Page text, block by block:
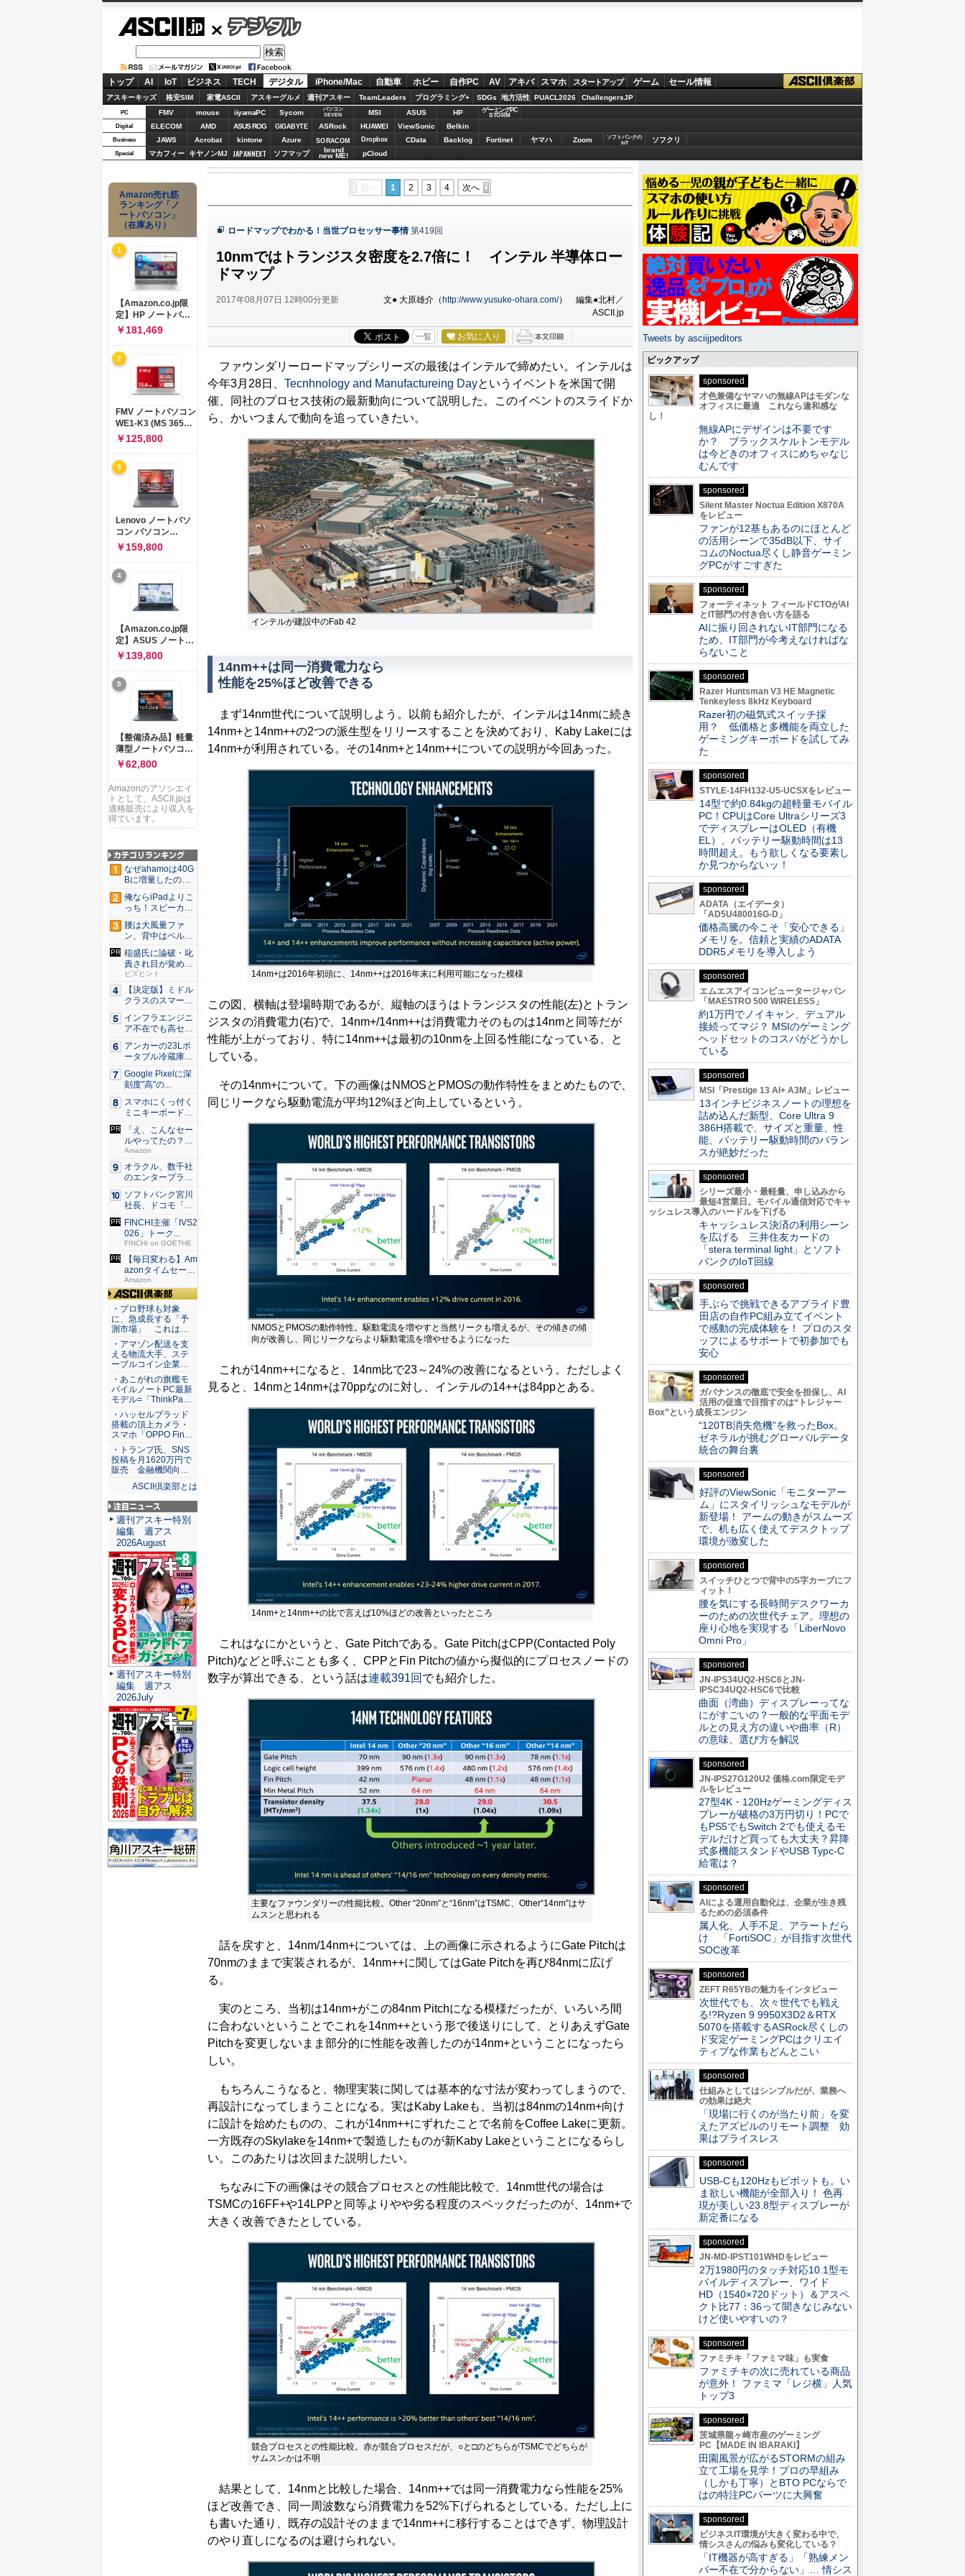
デジタル
トップ AI IoT ビジネス TECH デジタル iPhone/Mac 自動車 ホビー 自作PC AV アキバ スマホ スタートアップ ゲーム セール情報
アスキーキッズ 格安SIM 家電ASCII アスキーグルメ 週刊アスキー TeamLeaders プログラミング+ SDGs 地方活性 PUACL2026 ChallengersJP
PC FMV mouse iiyamaPC Sycom
パソコン
SEVEN
MSI ASUS HP ゲーミングPC
STORM
Digital ELECOM AMD ASUS ROG GIGABYTE ASRock HUAWEI ViewSonic Belkin
Business JAWS Acrobat kintone Azure SORACOM Dropbox CData Backlog Fortinet ヤマハ Zoom
ソフトバンクの
IoT
ソフクリ
Special マカフィー キヤノンMJ JAPANNEXT ソフマップ brand
new ME! pCloud
前へ 1 2 3 4 次へ
ロードマップでわかる！当世プロセッサー事情 第419回
10nmではトランジスタ密度を2.7倍に！ インテル 半導体ロー
ドマップ
2017年08月07日 12時00分更新 文● 大原雄介（http://www.yusuke-ohara.com/） 編集●北村／
ASCII.jp
一覧 お気に入り
ファウンダリーロードマップシリーズの最後はインテルで締めたい。インテルは
今年3月28日、 Tecnhnology and Manufactureing Dayというイベントを米国で開
催、同社のプロセス技術の最新動向について説明した。このイベントのスライドか
ら、かいつまんで動向を追っていきたい。
インテルが建設中のFab 42
14nm++は同一消費電力なら
性能を25%ほど改善できる
まず14nm世代について説明しよう。以前も紹介したが、インテルは14nmに続き
14nm+と14nm++の2つの派生型をリリースすることを決めており、Kaby Lakeには
14nm+が利用されている。その14nm+と14nm++についての説明が今回あった。
14nm+は2016年初頭に、14nm++は2016年末に利用可能になった模様
この図、横軸は登場時期であるが、縦軸のほうはトランジスタの性能(左)とトラン
ジスタの消費電力(右)で、14nm+/14nm++は消費電力そのものは14nmと同等だが
性能が上がっており、特に14nm++は最初の10nmを上回る性能になっている、と
している。
その14nm+について。下の画像はNMOSとPMOSの動作特性をまとめたもので、
同じリークなら駆動電流が平均12%ほど向上しているという。
NMOSとPMOSの動作特性。駆動電流を増やすと当然リークも増えるが、その傾きの傾
向が改善し、同じリークならより駆動電流を増やせるようになった
これが14nm++になると、14nm比で23～24%の改善になるという。ただしよく
見ると、14nmと14nm+は70ppなのに対し、インテルの14++は84ppとある。
14nm+と14nm++の比で言えば10%ほどの改善といったところ
これはなにかというと、Gate Pitchである。Gate PitchはCPP(Contacted Poly
Pitch)などと呼ぶことも多く、CPPとFin Pitchの値から擬似的にプロセスノードの
数字が算出できる、という話は連載391回 でも紹介した。
主要なファウンダリーの性能比較。Other “20nm”と“16nm”はTSMC、Other“14nm”はサ
ムスンと思われる
話を戻すと、14nm/14nm+については、上の画像に示されるようにGate Pitchは
70nmのままで実装されるが、14nm++に関してはGate Pitchを再び84nmに広げ
る。
実のところ、当初は14nm+がこの84nm Pitchになる模様だったが、いろいろ間
に合わないということでこれを14nm++という形で後送りにして、とりあえずGate
Pitchを変更しないまま部分的に性能を改善したのが14nm+ということになったら
しい。
もちろんこうなると、物理実装に関しては基本的な寸法が変わってしまうので、
再設計になってしまうことになる。実はKaby Lakeも、当初は84nmの14nm+向け
に設計を始めたものの、これが14nm++にずれたことで名前をCoffee Lakeに更新。
一方既存のSkylakeを14nm+で製造したものが新Kaby Lakeということになるらし
い。このあたりは次回また説明したい。
ちなみに下の画像はその競合プロセスとの性能比較で、14nm世代の場合は
TSMCの16FF+や14LPPと同等よりやや劣る程度のスペックだったのが、14nm+で
大きく改善できたとしている。
競合プロセスとの性能比較。赤が競合プロセスだが、○と□のどちらがTSMCでどちらが
サムスンかは不明
結果として、14nmと比較した場合、14nm++では同一消費電力なら性能を25%
ほど改善でき、同一周波数なら消費電力を52%下げられるとしている。ただし上に
も書いた通り、既存の設計そのままで14nm++に移行することはできず、物理設計
のやり直しになるのは避けられない。
Amazon売れ筋
ランキング「ノ
ートパソコン」
（在庫あり）
1
【Amazon.co.jp限
定】HP ノートパソ
コン 15-fd 15.6イン
チ インテル Core 5
120U メモリ16GB
SSD512GB
Windows 11
Microsoft Office
2024搭載 WPS
Office搭載 カメラシ
ャッター 指紋認証 薄
型 Copilotキー搭載
ナチュラルシルバー
￥181,469
2
FMV ノートパソコン
WE1-K3 (MS 365
Personal/Copilotキ
ー搭載/Win 11/15.6
型/Core
i5/16GB/SSD
512GB/ホワイト)
FMVWK3E15W_AZ
￥125,800
3
Lenovo ノートパソ
コン パソコン
IdeaPad Slim 3 14.0
インチ AMD
Ryzen™ 5 8640HS
メモリ16GB
SSD512GB
Microsoft 365 試用
版 Windows11 バッ
テリー駆動12.6時間
重量1.39kg ルナグレ
ー 83K9003JJP ノー
トPC
￥159,800
4
【Amazon.co.jp限
定】ASUS ノートパ
ソコン Vivobook 15
M1502NAQ 15.6イ
ンチ AMD Ryzen 7
170 メモリ16GB
SSD 512GB
Microsoft 365
Personal (24か月版)
搭載 Windows 11 重
量1.7kg Wi-Fi 6E ク
ワイエットブルー
M1502NAQ-
￥139,800
5
【整備済み品】軽量
薄型ノートパソコン
dynabook G83 ■
13.3型
FHD(1920x1080) -
高性能第11世代Core
i5-1135G7 - メモリ
16GB - SSD 256GB
USB Type-C - MS
Office 2021 - Win11
搭載
￥62,800
Amazonのアソシエイ
トとして、ASCII.jpは
適格販売により収入を
得ています。
なぜahamoは40G
Bに増量したの
か ...
俺ならiPadよりこ
っち！スピーカー
9個...
腰は大風量ファ
ン、背中はペルチ
ェ冷却。ダ...
稲盛氏に論破・叱
責され目が覚め
た。経営者...
ビズヒント
【決定版】ミドル
クラスのスマート
フォンの...
インフラエンジニ
ア不在でも高セキ
ュリティ...
アンカーの23Lポ
ータブル冷蔵庫が
Ama...
Google Pixelに深
刻度"高"の...
スマホにくっ付く
ミニキーボード！
触ってわ...
「え、こんなセー
ルやってたの？」
80％O...
Amazon
オラクル、数千社
のエンタープライ
ズ・アプ...
ソフトバンク宮川
社長、ドコモ「ah
amo...
FINCHI主催「IVS2
026」トーク...
FINCHI on GOETHE
【毎日変わる】Am
azonタイムセール
が...
Amazon
ASCII倶楽部
・プロ野球も対象
に、急成長する「予
測市場」 これは…
・アマゾン配送を支
える物流大手、ステ
ーブルコイン企業…
・あこがれの旗艦モ
バイルノートPC最新
モデル=「ThinkPa…
・ハッセルブラッド
搭載の頂上カメラ・
スマホ「OPPO Fin…
・トランプ氏、SNS
投稿を月1620万円で
販売 金融機関向…
ASCII倶楽部とは
注目ニュース
週刊アスキー特別
編集 週アス
2026August
週刊アスキー特別
編集 週アス
2026July
Tweets by asciijpeditors
ピックアップ
sponsored
才色兼備なヤマハの無線APはモダンな
オフィスに最適 これなら違和感な
し！
無線APにデザインは不要です
か？ ブラックスケルトンモデル
は今どきのオフィスにめちゃなじ
むんです
sponsored
Silent Master Noctua Edition X870A
をレビュー
ファンが12基もあるのにほとんど
の活用シーンで35dB以下、サイ
コムのNoctua尽くし静音ゲーミン
グPCがすごすぎた
sponsored
フォーティネット フィールドCTOがAI
とIT部門の付き合い方を語る
AIに振り回されないIT部門になる
ため、IT部門が今考えなければな
らないこと
sponsored
Razer Huntsman V3 HE Magnetic
Tenkeyless 8kHz Keyboard
Razer初の磁気式スイッチ採
用？ 低価格と多機能を両立した
ゲーミングキーボードを試してみ
た
sponsored
STYLE-14FH132-U5-UCSXをレビュー
14型で約0.84kgの超軽量モバイル
PC！CPUはCore Ultraシリーズ3
でディスプレーはOLED（有機
EL）、バッテリー駆動時間は13
時間超え。もう欲しくなる要素し
か見つからないッ！
sponsored
ADATA（エイデータ）
「AD5U480016G-D」
価格高騰の今こそ「安心できる」
メモリを。信頼と実績のADATA
DDR5メモリを導入しよう
sponsored
エムエスアイコンピュータージャパン
「MAESTRO 500 WIRELESS」
約1万円でノイキャン、デュアル
接続ってマジ？ MSIのゲーミング
ヘッドセットのコスパがどうかし
ている
sponsored
MSI「Prestige 13 AI+ A3M」レビュー
13インチビジネスノートの理想を
詰め込んだ新型、Core Ultra 9
386H搭載で、サイズと重量、性
能、バッテリー駆動時間のバラン
スが絶妙だった
sponsored
シリーズ最小・最軽量、申し込みから
最短4営業日。モバイル通信対応でキャ
ッシュレス導入のハードルを下げる
キャッシュレス決済の利用シーン
を広げる 三井住友カードの
「stera terminal light」とソフト
バンクのIoT回線
sponsored
手ぶらで挑戦できるアプライド豊
田店の自作PC組み立てイベント
で感動の完成体験を！ プロのスタ
ッフによるサポートで初参加でも
安心
sponsored
ガバナンスの徹底で安全を担保し、AI
活用の促進で目指すのは“トレジャー
Box”という成長エンジン
“120TB消失危機”を救ったBox。
ゼネラルが挑むグローバルデータ
統合の舞台裏
sponsored
好評のViewSonic「モニターアー
ム」にスタイリッシュなモデルが
新登場！ アームの動きがスムーズ
で、机も広く使えてデスクトップ
環境が激変した
sponsored
スイッチひとつで背中のS字カーブにフ
ィット！
腰を気にする長時間デスクワーカ
ーのための次世代チェア。理想の
座り心地を実現する「LiberNovo
Omni Pro」
sponsored
JN-IPS34UQ2-HSC6とJN-
IPSC34UQ2-HSC6で比較
曲面（湾曲）ディスプレーってな
にがすごいの？一般的な平面モデ
ルとの見え方の違いや曲率（R）
の意味、選び方を解説
sponsored
JN-IPS27G120U2 価格.com限定モデ
ルをレビュー
27型4K・120Hzゲーミングディス
プレーが破格の3万円切り！PCで
もPS5でもSwitch 2でも使えるモ
デルだけど買っても大丈夫？昇降
式多機能スタンドやUSB Typc-C
給電は？
sponsored
AIによる運用自動化は、企業が生き残
るための必須条件
属人化、人手不足、アラートだら
け 「FortiSOC」が目指す次世代
SOC改革
sponsored
ZEFT R65YBの魅力をインタビュー
次世代でも、次々世代でも戦え
る!?Ryzen 9 9950X3D2＆RTX
5070を搭載するASRock尽くしの
ド安定ゲーミングPCはクリエイ
ティブな作業もどんとこい
sponsored
仕組みとしてはシンプルだが、業務へ
の効果は絶大
「現場に行くのが当たり前」を変
えたアズビルのリモート調整 効
果はプライスレス
sponsored
USB-Cも120Hzもピボットも。い
ま欲しい機能が全部入り！ 色再
現が美しい23.8型ディスプレーが
新定番になる
sponsored
JN-MD-IPST101WHDをレビュー
2万1980円のタッチ対応10.1型モ
バイルディスプレー、ワイド
HD（1540×720ドット）＆アスペ
クト比77：36って聞きなじみない
けど使いやすいの？
sponsored
ファミチキ「ファミマ味」も実食
ファミチキの次に売れている商品
が意外！ ファミマ「レジ横」人気
トップ3
sponsored
茨城県龍ヶ崎市産のゲーミング
PC【MADE IN IBARAKI】
田園風景が広がるSTORMの組み
立て工場を見学！プロの早組み
（しかも丁寧）とBTO PCならで
はの特注PCパーツに大興奮
sponsored
ビジネスIT環境が大きく変わる中で、
情シスさんの悩みも変化している？
「IT機器が高すぎる」「熟練メン
バー不在で分からない」… 情シス